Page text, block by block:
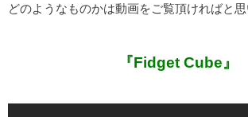
どのようなものかは動画をご覧頂ければと思
『Fidget Cube』